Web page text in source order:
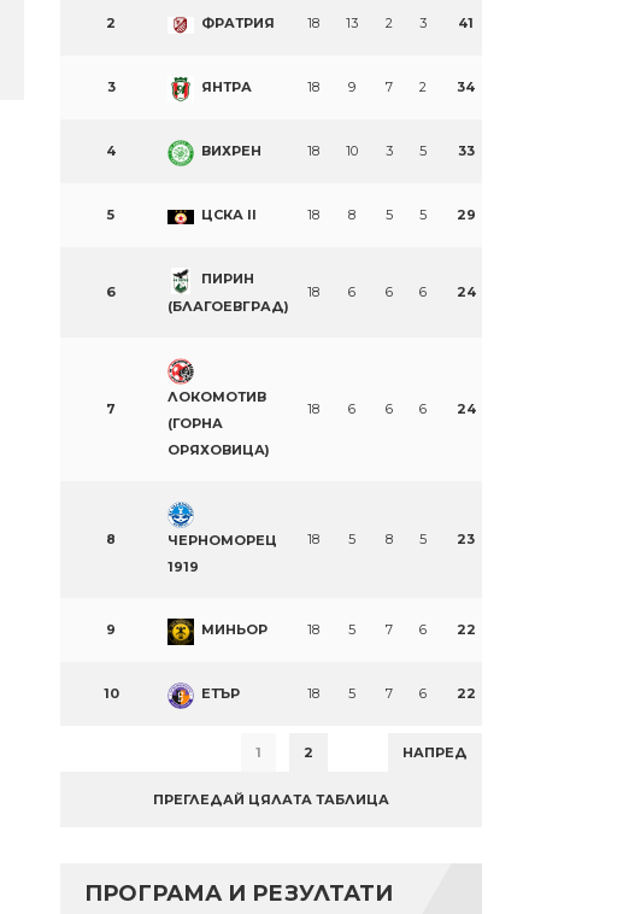
2 ФРАТРИЯ 18 13 2 3 41
3 ЯНТРА 18 9 7 2 34
4 ВИХРЕН 18 10 3 5 33
5 ЦСКА II 18 8 5 5 29
6
ПИРИН
(БЛАГОЕВГРАД)
18 6 6 6 24
7
ЛОКОМОТИВ
(ГОРНА
ОРЯХОВИЦА)
18 6 6 6 24
8
ЧЕРНОМОРЕЦ
1919
18 5 8 5 23
9 МИНЬОР 18 5 7 6 22
10 ЕТЪР 18 5 7 6 22
1 2 НАПРЕД
ПРЕГЛЕДАЙ ЦЯЛАТА ТАБЛИЦА
ПРОГРАМА И РЕЗУЛТАТИ